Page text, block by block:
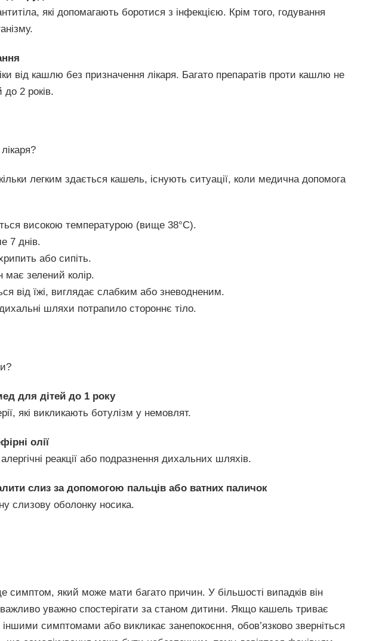
які допомагають боротися з інфекцією. Крім того, годування
від кашлю без призначення лікаря. Багато препаратів проти кашлю не
до 2 років.
легким здається кашель, існують ситуації, коли медична допомога
високою температурою (вище 38°C).
7 днів.
або сипіть.
зелений колір.
від їжі, виглядає слабким або зневодненим.
шляхи потрапило стороннє тіло.
для дітей до 1 року
які викликають ботулізм у немовлят.
олії
реакції або подразнення дихальних шляхів.
слиз за допомогою пальців або ватних паличок
слизову оболонку носика.
симптом, який може мати багато причин. У більшості випадків він
уважно спостерігати за станом дитини. Якщо кашель триває
симптомами або викликає занепокоєння, обов’язково зверніться